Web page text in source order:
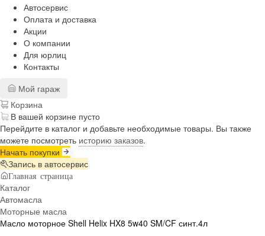
Автосервис
Оплата и доставка
Акции
О компании
Для юрлиц
Контакты
Мой гараж
Корзина
В вашей корзине пусто
Перейдите в каталог и добавьте необходимые товары. Вы также
можете посмотреть историю заказов.
Начать покупки
Запись в автосервис
Главная страница
Каталог
Автомасла
Моторные масла
Масло моторное Shell Helix HX8 5w40 SM/CF синт.4л